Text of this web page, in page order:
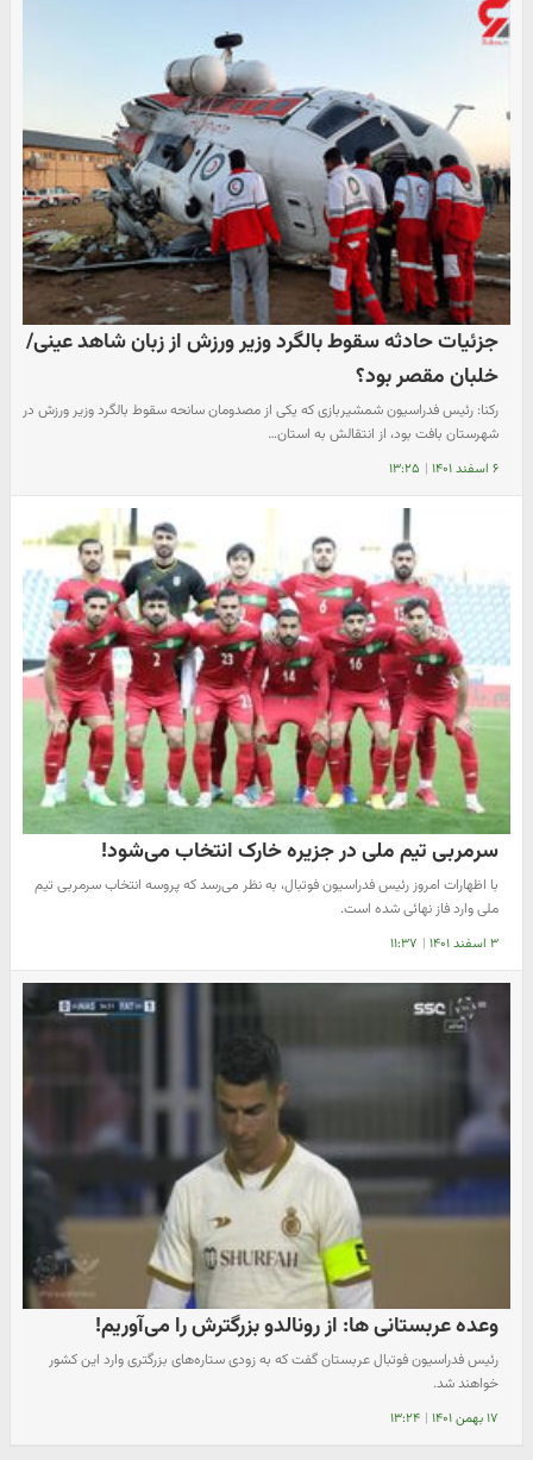
جزئیات حادثه سقوط بالگرد وزیر ورزش از زبان شاهد عینی/
خلبان مقصر بود؟
رکنا: رئیس فدراسیون شمشیربازی که یکی از مصدومان سانحه سقوط بالگرد وزیر ورزش در
شهرستان بافت بود، از انتقالش به استان…
۶ اسفند ۱۴۰۱ | ۱۳:۲۵
سرمربی تیم ملی در جزیره خارک انتخاب می‌شود!
با اظهارات امروز رئیس فدراسیون فوتبال، به نظر می‌رسد که پروسه انتخاب سرمربی تیم
ملی وارد فاز نهائی شده است.
۳ اسفند ۱۴۰۱ | ۱۱:۳۷
وعده عربستانی ها: از رونالدو بزرگترش را می‌آوریم!
رئیس فدراسیون فوتبال عربستان گفت که به زودی ستاره‌های بزرگتری وارد این کشور
خواهند شد.
۱۷ بهمن ۱۴۰۱ | ۱۳:۲۴